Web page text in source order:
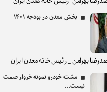
بخش معدن در بودجه ۱۴۰۱
بهرامن _ رئیس خانه معدن ایران
مشت خودرو نمونه خروار صمت
نیست...